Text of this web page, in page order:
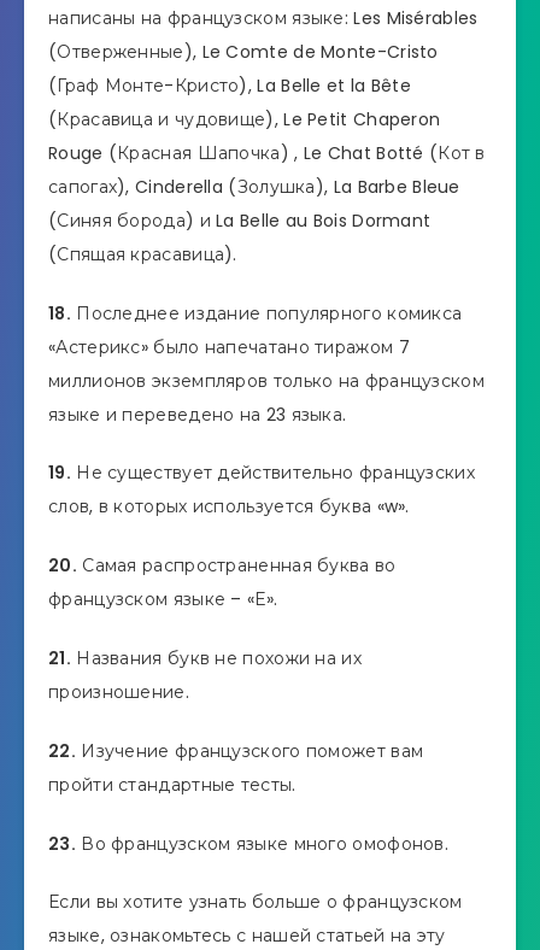
написаны на французском языке: Les Misérables
(Отверженные), Le Comte de Monte-Cristo
(Граф Монте-Кристо), La Belle et la Bête
(Красавица и чудовище), Le Petit Chaperon
Rouge (Красная Шапочка) , Le Chat Botté (Кот в
сапогах), Cinderella (Золушка), La Barbe Bleue
(Синяя борода) и La Belle au Bois Dormant
(Спящая красавица).
18. Последнее издание популярного комикса
«Астерикс» было напечатано тиражом 7
миллионов экземпляров только на французском
языке и переведено на 23 языка.
19. Не существует действительно французских
слов, в которых используется буква «w».
20. Самая распространенная буква во
французском языке – «Е».
21. Названия букв не похожи на их
произношение.
22. Изучение французского поможет вам
пройти стандартные тесты.
23. Во французском языке много омофонов.
Если вы хотите узнать больше о французском
языке, ознакомьтесь с нашей статьей на эту